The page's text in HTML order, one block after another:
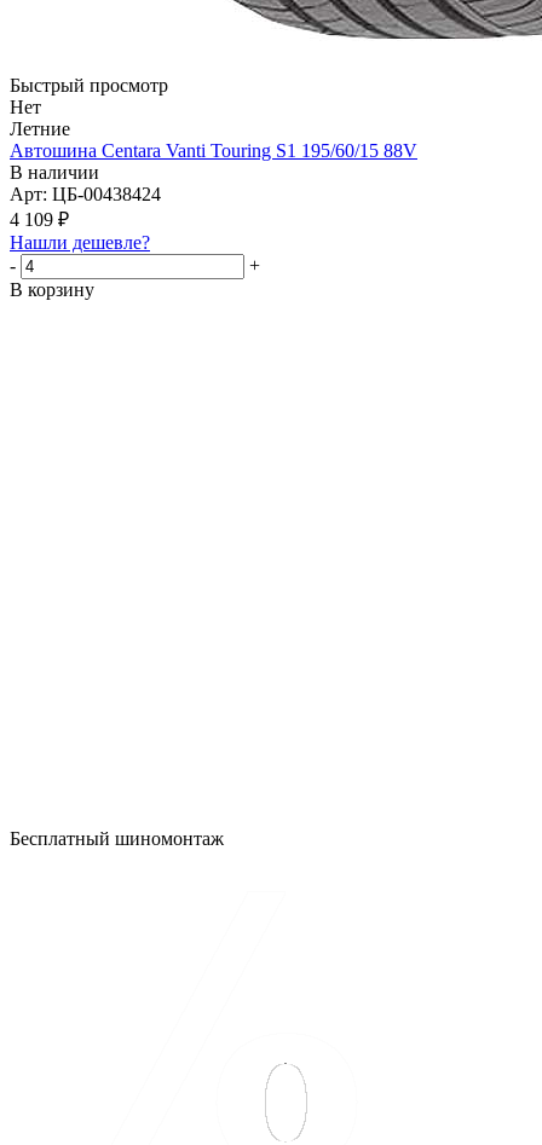
Быстрый просмотр
Нет
Летние
Автошина Centara Vanti Touring S1 195/60/15 88V
В наличии
Арт: ЦБ-00438424
4 109 ₽
Нашли дешевле?
-
+
В корзину
Бесплатный шиномонтаж